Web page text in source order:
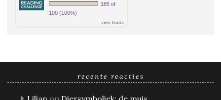
185 of
100 (100%)
view books
recente reacties